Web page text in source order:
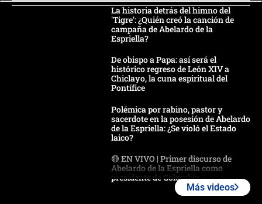
La historia detrás del himno del
'Tigre': ¿Quién creó la canción de
campaña de Abelardo de la
Espriella?
De obispo a Papa: así será el
histórico regreso de León XIV a
Chiclayo, la cuna espiritual del
Pontífice
Polémica por rabino, pastor y
sacerdote en la posesión de Abelardo
de la Espriella: ¿Se violó el Estado
laico?
🔴 EN VIVO | Primer discurso de
Abelardo de la Espriella como
presidente de Colombia
Más videos